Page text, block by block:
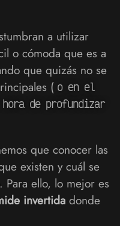
a utilizar
o cómoda que es a
que quizás no se
( o en el
de profundizar
que conocer las
existen y cuál se
Para ello, lo mejor es
invertidadonde